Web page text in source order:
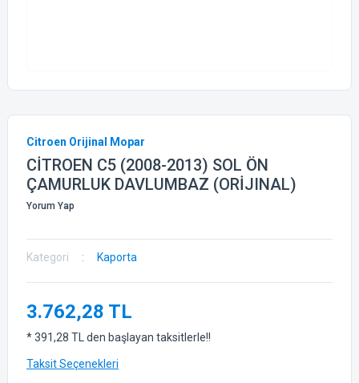
Citroen Orijinal Mopar
CİTROEN C5 (2008-2013) SOL ÖN
ÇAMURLUK DAVLUMBAZ (ORİJINAL)
Yorum Yap
Kategori Kaporta
3.762,28 TL
* 391,28 TL den başlayan taksitlerle!!
Taksit Seçenekleri